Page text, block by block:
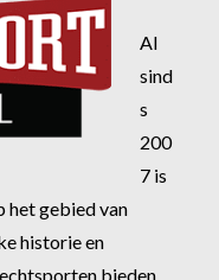
Al
sind
s
200
7 is
het gebied van
historie en
bieden